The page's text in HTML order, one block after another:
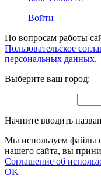
Войти
По вопросам работы
Пользовательское
персональных данных.
Выберите ваш город:
Начните вводить
Мы используем файлы
нашего сайта, вы
Соглашение об
OK